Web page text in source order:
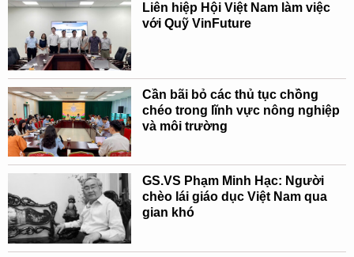
Liên hiệp Hội Việt Nam làm việc
với Quỹ VinFuture
Cần bãi bỏ các thủ tục chồng
chéo trong lĩnh vực nông nghiệp
và môi trường
GS.VS Phạm Minh Hạc: Người
chèo lái giáo dục Việt Nam qua
gian khó